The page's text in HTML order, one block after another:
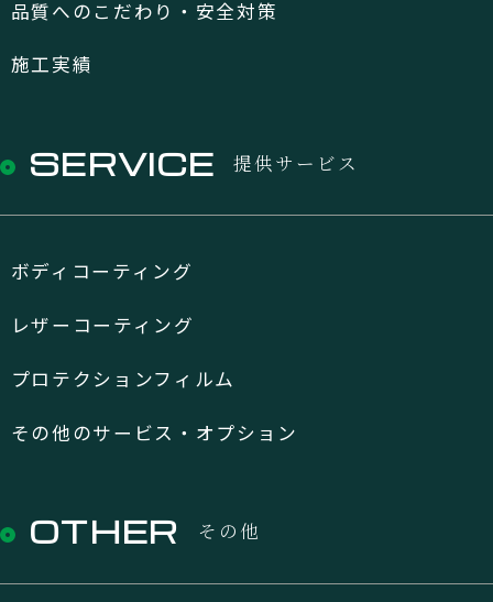
品質へのこだわり・安全対策
施工実績
SERVICE 提供サービス
ボディコーティング
レザーコーティング
プロテクションフィルム
その他のサービス・オプション
OTHER その他